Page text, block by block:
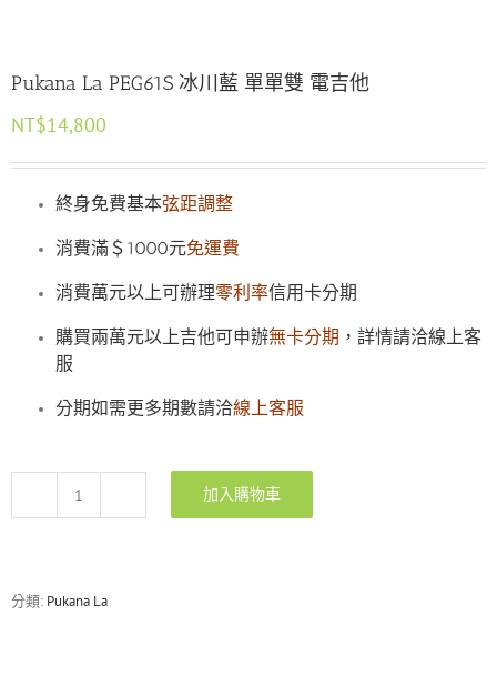
Pukana La PEG61S 冰川藍 單單雙 電吉他
NT$14,800
終身免費基本弦距調整
消費滿＄1000元免運費
消費萬元以上可辦理零利率信用卡分期
購買兩萬元以上吉他可申辦無卡分期 ，詳情請洽線上客
服
分期如需更多期數請洽線上客服
Pukana
加入購物車
分類: Pukana La